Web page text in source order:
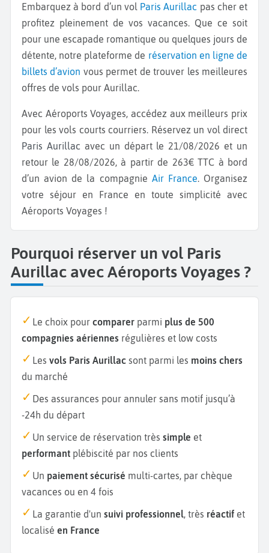
Embarquez à bord d’un vol Paris Aurillac pas cher et
profitez pleinement de vos vacances. Que ce soit
pour une escapade romantique ou quelques jours de
détente, notre plateforme de réservation en ligne de
billets d’avion vous permet de trouver les meilleures
offres de vols pour Aurillac.
Avec Aéroports Voyages, accédez aux meilleurs prix
pour les vols courts courriers. Réservez un vol direct
Paris Aurillac avec un départ le 21/08/2026 et un
retour le 28/08/2026, à partir de 263€ TTC à bord
d’un avion de la compagnie Air France. Organisez
votre séjour en France en toute simplicité avec
Aéroports Voyages !
Pourquoi réserver un vol Paris
Aurillac avec Aéroports Voyages ?
Le choix pour comparer parmi plus de 500
compagnies aériennes régulières et low costs
Les vols Paris Aurillac sont parmi les moins chers
du marché
Des assurances pour annuler sans motif jusqu’à
-24h du départ
Un service de réservation très simple et
performant plébiscité par nos clients
Un paiement sécurisé multi-cartes, par chèque
vacances ou en 4 fois
La garantie d'un suivi professionnel , très réactif et
localisé en France